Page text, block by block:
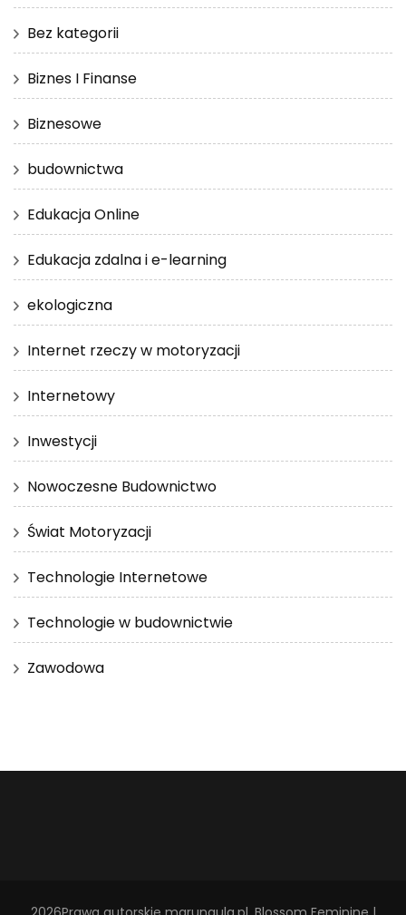
Bez kategorii
Biznes I Finanse
Biznesowe
budownictwa
Edukacja Online
Edukacja zdalna i e-learning
ekologiczna
Internet rzeczy w motoryzacji
Internetowy
Inwestycji
Nowoczesne Budownictwo
Świat Motoryzacji
Technologie Internetowe
Technologie w budownictwie
Zawodowa